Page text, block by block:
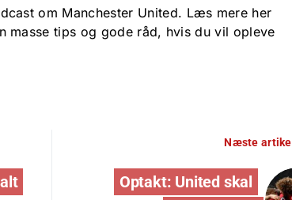
om Manchester United. Læs mere her
masse tips og gode råd, hvis du vil opleve
Næste artikel
Optakt: United skal